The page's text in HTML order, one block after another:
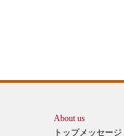
にちは！北野エー
す。 いきなりで
すか？ ヒントは
です！ はんぺ
。リバースカー
About us
トップメッセージ